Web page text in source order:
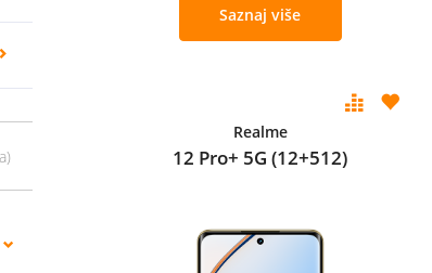
Saznaj više
Realme
12 Pro+ 5G (12+512)